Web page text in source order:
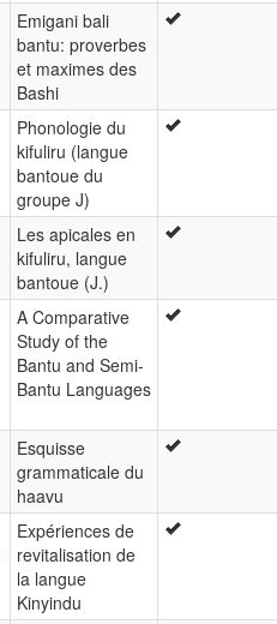
Emigani bali
bantu: proverbes
et maximes des
Bashi
Phonologie du
kifuliru (langue
bantoue du
groupe J)
Les apicales en
kifuliru, langue
bantoue (J.)
A Comparative
Study of the
Bantu and Semi-
Bantu Languages
Esquisse
grammaticale du
haavu
Expériences de
revitalisation de
la langue
Kinyindu